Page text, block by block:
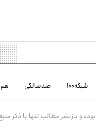
شبکه۱۰۰ صدسالگی
و بازنشر مطالب تنها با ذکر